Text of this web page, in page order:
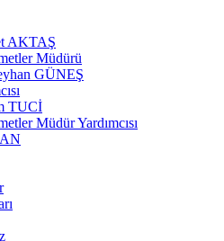
AKTAŞ
Müdürü
GÜNEŞ
TUCİ
Müdür Yardımcısı